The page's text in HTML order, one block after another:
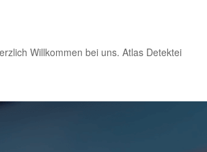
Willkommen bei uns. Atlas Detektei